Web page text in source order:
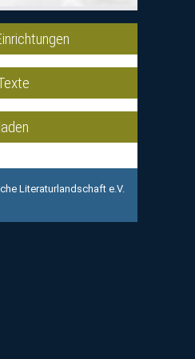
Literaturlandschaft e.V.